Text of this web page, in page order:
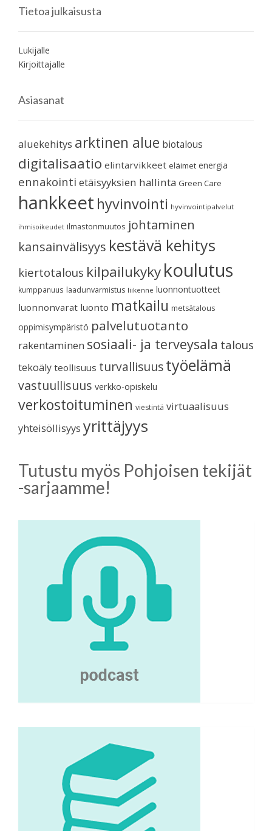
Tietoa julkaisusta
Lukijalle
Kirjoittajalle
Asiasanat
aluekehitys arktinen alue biotalous
digitalisaatio elintarvikkeet eläimet energia
ennakointi etäisyyksien hallinta Green Care
hankkeet hyvinvointi hyvinvointipalvelut
ihmisoikeudet ilmastonmuutos johtaminen
kansainvälisyys kestävä kehitys
kiertotalous kilpailukykykoulutus
kumppanuus laadunvarmistus liikenne luonnontuotteet
luonnonvarat luonto matkailu metsätalous
oppimisympäristö palvelutuotanto
rakentaminen sosiaali- ja terveysala talous
tekoäly teollisuus turvallisuustyöelämä
vastuullisuus verkko-opiskelu
verkostoituminen viestintä virtuaalisuus
yhteisöllisyys yrittäjyys
Tutustu myös Pohjoisen tekijät
-sarjaamme!